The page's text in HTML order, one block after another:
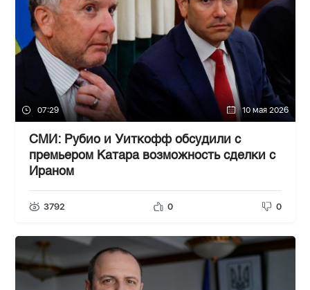
07:29 10 мая 2026
СМИ: Рубио и Уиткофф обсудили с
премьером Катара возможность сделки с
Ираном
3792 0 0